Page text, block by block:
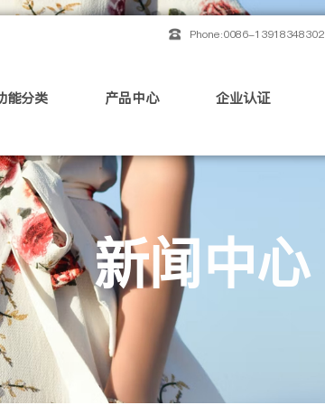
Phone:0086-13918348302
能分类 产品中心 企业认证
新闻中心